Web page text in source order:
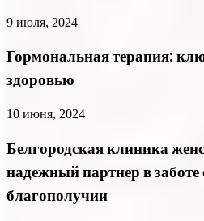
9 июля, 2024
Гормональная терапия:
здоровью
10 июня, 2024
Белгородская клиника
надежный партнер в
благополучии